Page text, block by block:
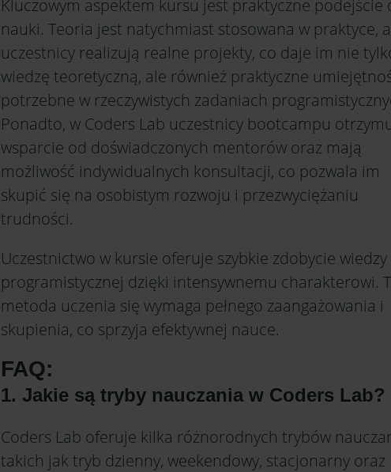
Kluczowym aspektem kursu jest praktyczne podejście
nauki. Teoria jest natychmiast stosowana w praktyce, a
uczestnicy realizują realne projekty, co daje im nie
wiedzę teoretyczną, ale również praktyczne
potrzebne w rzeczywistych zadaniach
Ponadto, w Coders Lab uczestnicy bootcampu
wsparcie od doświadczonych mentorów oraz mają
możliwość indywidualnych konsultacji, co pozwala im
skupić się na osobistym rozwoju i przezwyciężaniu
trudności.
Uczestnictwo w kursie oferuje szybkie zdobycie wiedzy
programistycznej dzięki intensywnemu charakterowi.
metoda uczenia się wymaga pełnego zaangażowania i
skupienia, co sprzyja efektywnej nauce.
FAQ:
1. Jakie są tryby nauczania w Coders Lab?
Coders Lab oferuje kilka różnorodnych trybów
takich jak tryb dzienny, weekendowy, stacjonarny oraz